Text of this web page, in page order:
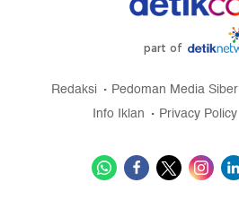
part of
Redaksi Pedoman Media Siber
Info Iklan
Privacy Policy